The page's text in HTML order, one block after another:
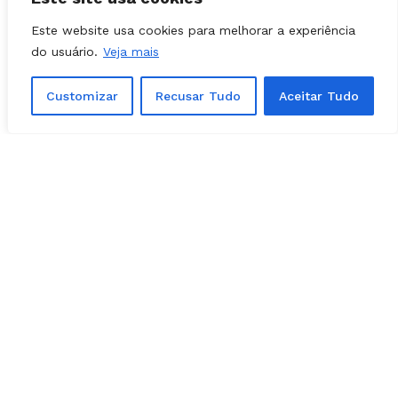
Este website usa cookies para melhorar a experiência
do usuário. Veja mais
Customizar Recusar Tudo Aceitar Tudo